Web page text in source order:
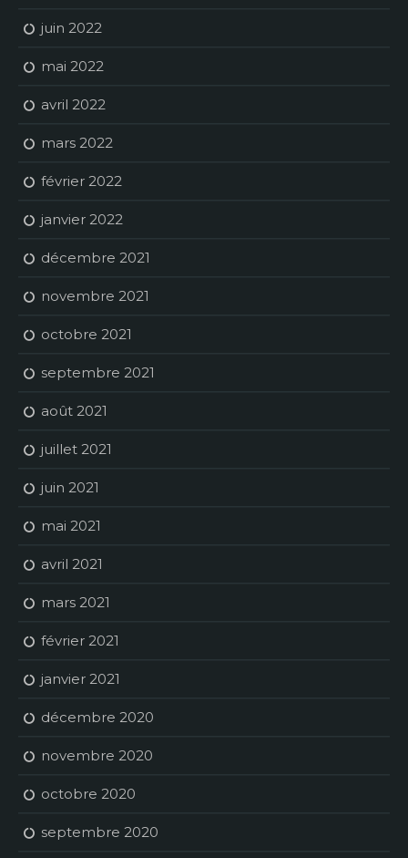
juin 2022
mai 2022
avril 2022
mars 2022
février 2022
janvier 2022
décembre 2021
novembre 2021
octobre 2021
septembre 2021
août 2021
juillet 2021
juin 2021
mai 2021
avril 2021
mars 2021
février 2021
janvier 2021
décembre 2020
novembre 2020
octobre 2020
septembre 2020